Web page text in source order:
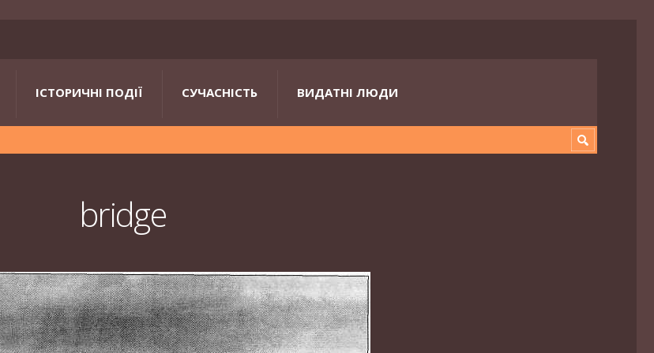
ІСТОРИЧНІ ПОДІЇ СУЧАСНІСТЬ ВИДАТНІ ЛЮДИ
bridge